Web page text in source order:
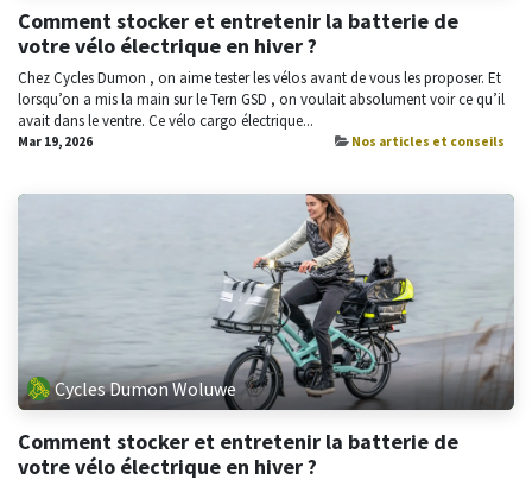
Comment stocker et entretenir la batterie de
votre vélo électrique en hiver ?
Chez Cycles Dumon , on aime tester les vélos avant de vous les proposer. Et
lorsqu’on a mis la main sur le Tern GSD , on voulait absolument voir ce qu’il
avait dans le ventre. Ce vélo cargo électrique...
Mar 19, 2026 Nos articles et conseils
Cycles Dumon Woluwe
Comment stocker et entretenir la batterie de
votre vélo électrique en hiver ?